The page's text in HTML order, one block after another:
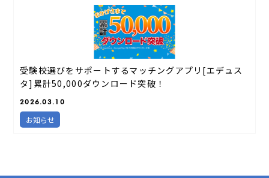
受験校選びをサポートするマッチングアプリ[エデュス
タ]累計50,000ダウンロード突破！
2026.03.10
お知らせ